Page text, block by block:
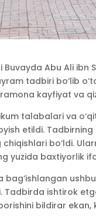
Abu Ali ibn
tadbiri bo‘lib
kayfiyat va
talabalari va
etildi.
bo‘ldi.
yuzida baxtiyorlik
bag‘ishlangan
Tadbirda ishtirok
bildirar